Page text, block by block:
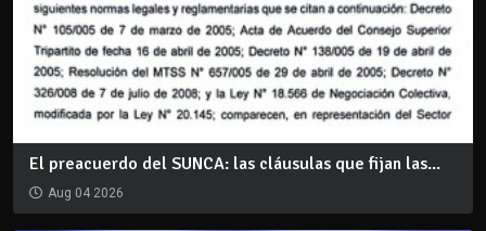
El preacuerdo del SUNCA: las cláusulas que fijan las...
Aug 04 2026